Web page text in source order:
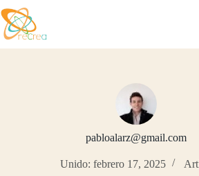
Saltar
al
contenido
pabloalarz@gmail.com
Unido: febrero 17, 2025